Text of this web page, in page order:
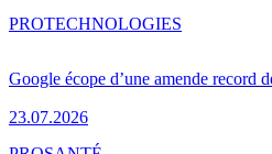
Google écope d’une amende record
23.07.2026
PROTECHNOLOGIES